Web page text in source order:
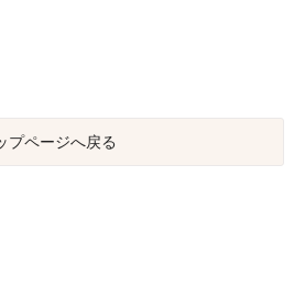
プページへ戻る